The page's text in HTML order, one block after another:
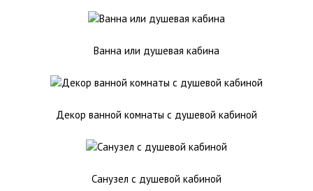
Ванна или душевая кабина
Декор ванной комнаты с душевой кабиной
Санузел с душевой кабиной